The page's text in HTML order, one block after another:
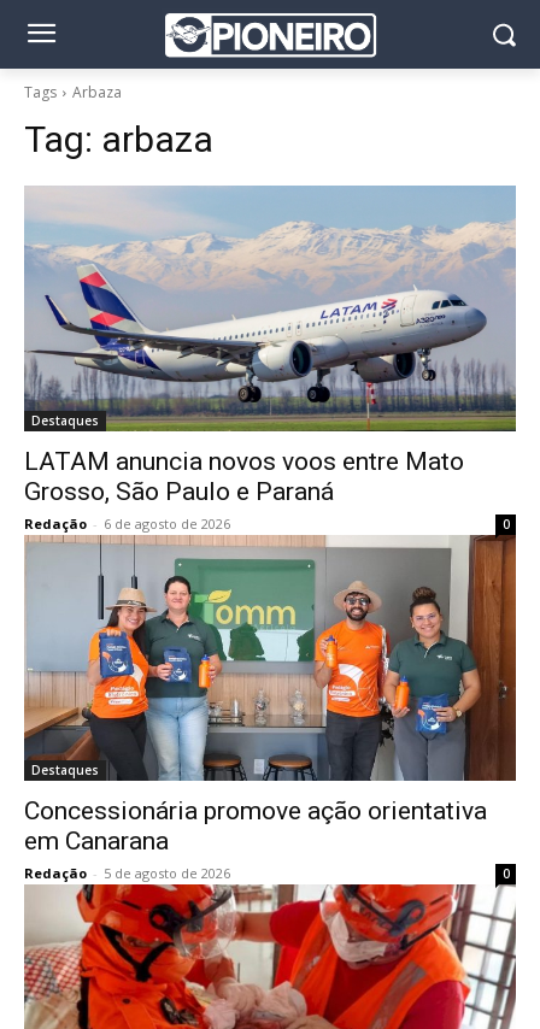
Tags Arbaza
Tag: arbaza
Destaques
LATAM anuncia novos voos entre Mato
Grosso, São Paulo e Paraná
Redação - 6 de agosto de 2026 0
Destaques
Concessionária promove ação orientativa
em Canarana
Redação - 5 de agosto de 2026 0